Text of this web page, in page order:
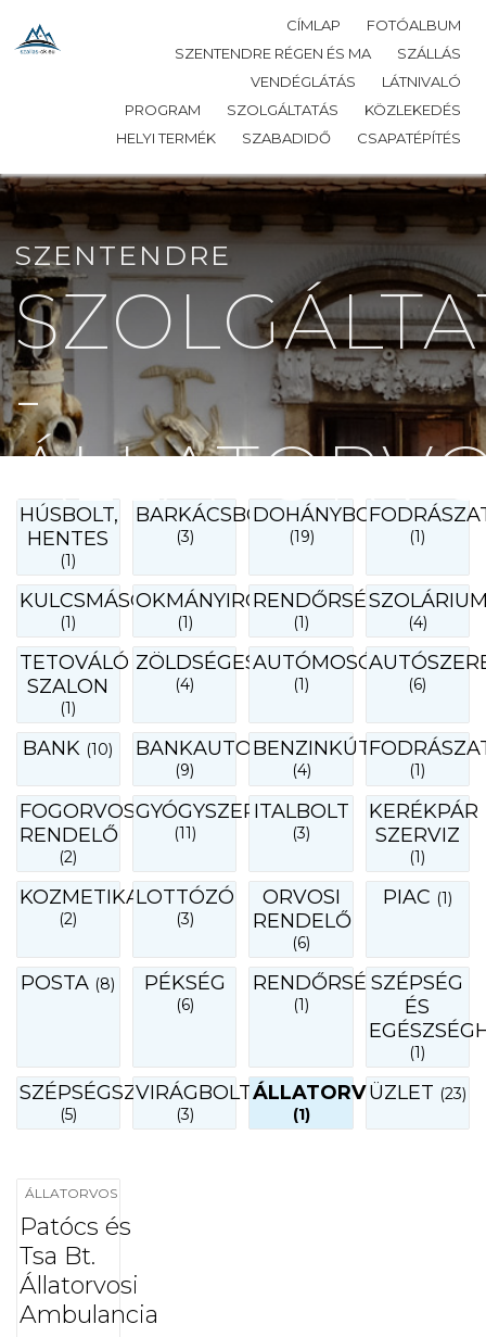
CÍMLAP
FOTÓALBUM
SZENTENDRE RÉGEN ÉS MA
SZÁLLÁS
VENDÉGLÁTÁS
LÁTNIVALÓ
PROGRAM
SZOLGÁLTATÁS
KÖZLEKEDÉS
HELYI TERMÉK
SZABADIDŐ CSAPATÉPÍTÉS
SZENTENDRE
-
HÚSBOLT,
HENTES
(1)
BARKÁCSBOLT
(3)
DOHÁNYBOLT
(19) (1)
KULCSMÁSOLÁS
(1)
OKMÁNYIRODA
(1)
RENDŐRSÉG
(1) (4)
TETOVÁLÓ
SZALON
(1)
ZÖLDSÉGES
(4)
AUTÓMOSÓ
(1) (6)
BANK (10) BANKAUTOMATA
(9)
BENZINKÚT
(4) (1)
FOGORVOSI
RENDELŐ
(2)
GYÓGYSZERTÁR
(11)
ITALBOLT
(3)
KERÉKPÁR
SZERVIZ
(1)
KOZMETIKA
(2)
LOTTÓZÓ
(3)
ORVOSI
RENDELŐ
(6)
PIAC (1)
POSTA (8) PÉKSÉG
(6)
RENDŐRSÉG
(1)
SZÉPSÉG
ÉS
(1)
SZÉPSÉGSZALON
(5)
VIRÁGBOLT
(3)
ÁLLATORVOS
(1)
ÜZLET (23)
ÁLLATORVOS
Patócs és
Tsa Bt.
Állatorvosi
Ambulancia